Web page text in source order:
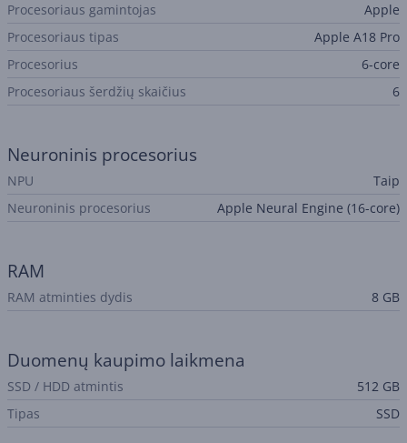
Procesoriaus gamintojas
Apple
Procesoriaus tipas
Apple A18 Pro
Procesorius
6-core
Procesoriaus šerdžių skaičius
6
Neuroninis procesorius
NPU
Taip
Neuroninis procesorius
Apple Neural Engine (16-core)
RAM
RAM atminties dydis 8 GB
Duomenų kaupimo laikmena
SSD / HDD atmintis
512 GB
Tipas
SSD